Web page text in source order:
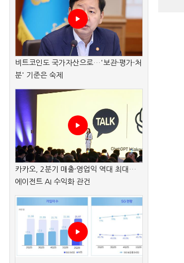
비트코인도 국가자산으로…'보관·평가·처
분' 기준은 숙제
카카오, 2분기 매출·영업익 역대 최대…
에이전트 AI 수익화 관건